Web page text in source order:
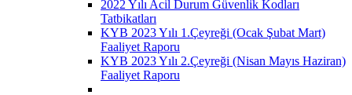
2022 Yılı Acil Durum Güvenlik Kodları
Tatbikatları
KYB 2023 Yılı 1.Çeyreği (Ocak Şubat Mart)
Faaliyet Raporu
KYB 2023 Yılı 2.Çeyreği (Nisan Mayıs Haziran)
Faaliyet Raporu